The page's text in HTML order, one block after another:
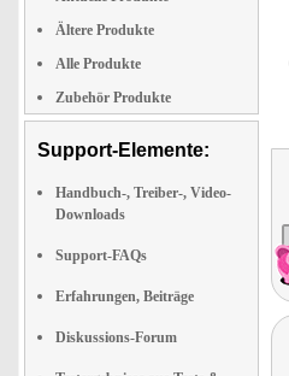
Ältere Produkte
Alle Produkte
Zubehör Produkte
Support-Elemente:
Handbuch-, Treiber-, Video-
Downloads
Support-FAQs
Erfahrungen, Beiträge
Diskussions-Forum